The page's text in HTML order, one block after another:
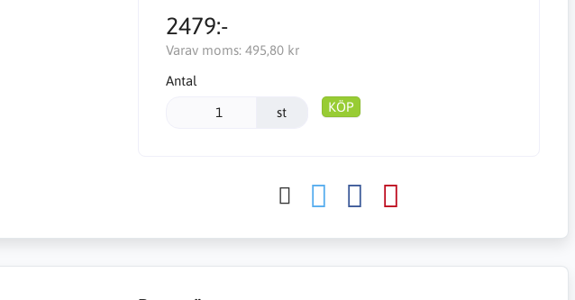
2479:-
Varav moms: 495,80 kr
Antal
st KÖP